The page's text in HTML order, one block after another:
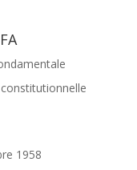
constitutionnelle
1958